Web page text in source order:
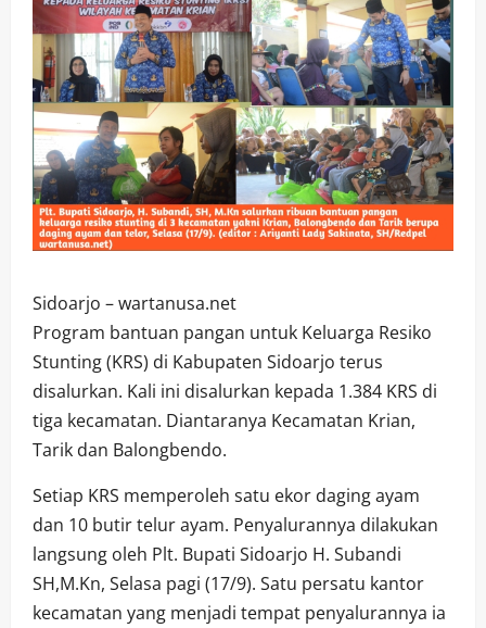
Sidoarjo – wartanusa.net
Program bantuan pangan untuk Keluarga Resiko
Stunting (KRS) di Kabupaten Sidoarjo terus
disalurkan. Kali ini disalurkan kepada 1.384 KRS di
tiga kecamatan. Diantaranya Kecamatan Krian,
Tarik dan Balongbendo.
Setiap KRS memperoleh satu ekor daging ayam
dan 10 butir telur ayam. Penyalurannya dilakukan
langsung oleh Plt. Bupati Sidoarjo H. Subandi
SH,M.Kn, Selasa pagi (17/9). Satu persatu kantor
kecamatan yang menjadi tempat penyalurannya ia